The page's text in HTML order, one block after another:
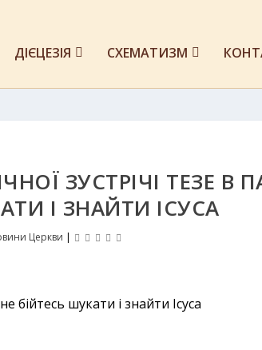
ДІЄЦЕЗІЯ СХЕМАТИЗМ
ЗУСТРІЧІ ТЕЗЕ В
І ЗНАЙТИ ІСУСА
Церкви |